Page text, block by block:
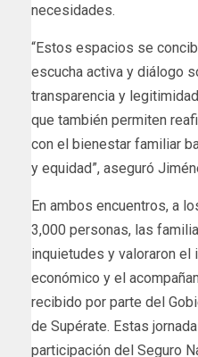
necesidades.
“Estos espacios se
escucha activa y diálogo
transparencia y
que también permiten
con el bienestar familiar
y equidad”, aseguró
En ambos encuentros, a
3,000 personas, las
inquietudes y valoraron
económico y el
recibido por parte del
de Supérate. Estas
participación del Seguro